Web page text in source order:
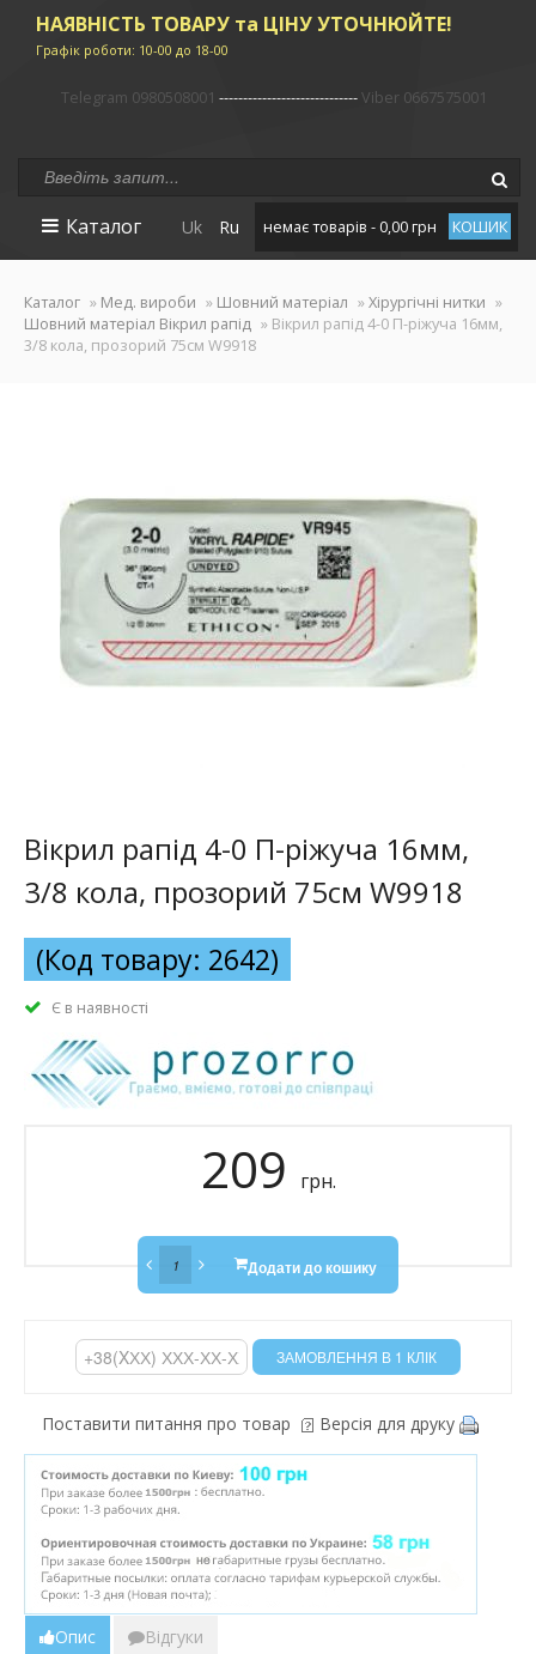
НАЯВНІСТЬ ТОВАРУ та ЦІНУ УТОЧНЮЙТЕ!
Графік роботи: 10-00 до 18-00
Telegram 0980508001 -----------------------------Viber 0667575001
Uk Ru немає товарів - 0,00 грн КОШИК
Каталог
Каталог » Мед. вироби » Шовний матеріал »Хірургічні нитки »
Шовний матеріал Вікрил рапід » Вікрил рапід 4-0 П-ріжуча 16мм,
3/8 кола, прозорий 75см W9918
Вікрил рапід 4-0 П-ріжуча 16мм,
3/8 кола, прозорий 75см W9918
(Код товару: 2642)
Є в наявності
209 грн.
Додати до кошику
Поставити питання про товар Версія для друку
Опис Відгуки